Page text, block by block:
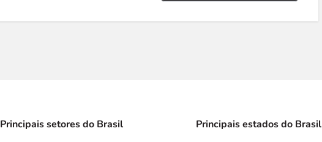
Principais setores do Brasil Principais estados do Brasil